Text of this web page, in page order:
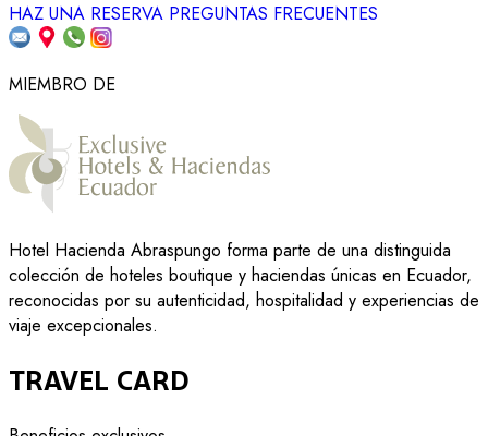
HAZ UNA RESERVA PREGUNTAS FRECUENTES
MIEMBRO DE
Hotel Hacienda Abraspungo forma parte de una distinguida
colección de hoteles boutique y haciendas únicas en Ecuador,
reconocidas por su autenticidad, hospitalidad y experiencias de
viaje excepcionales.
Travel Card